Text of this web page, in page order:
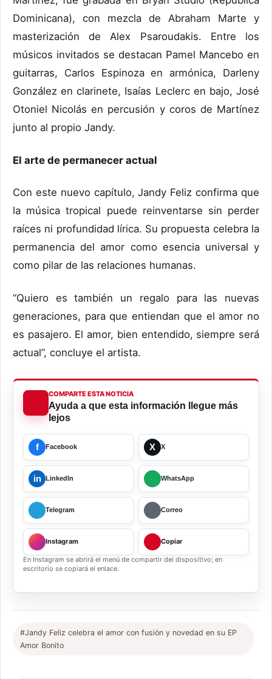
Dominicana), con mezcla de Abraham Marte y
masterización de Alex Psaroudakis. Entre los
músicos invitados se destacan Pamel Mancebo en
guitarras, Carlos Espinoza en armónica, Darleny
González en clarinete, Isaías Leclerc en bajo, José
Otoniel Nicolás en percusión y coros de Martínez
junto al propio Jandy.
El arte de permanecer actual
Con este nuevo capítulo, Jandy Feliz confirma que
la música tropical puede reinventarse sin perder
raíces ni profundidad lírica. Su propuesta celebra la
permanencia del amor como esencia universal y
como pilar de las relaciones humanas.
“Quiero es también un regalo para las nuevas
generaciones, para que entiendan que el amor no
es pasajero. El amor, bien entendido, siempre será
actual”, concluye el artista.
COMPARTE ESTA NOTICIA
Ayuda a que esta información llegue más
lejos
f Facebook X X
in LinkedIn WhatsApp
Telegram Correo
Instagram Copiar
En Instagram se abrirá el menú de compartir del dispositivo; en
escritorio se copiará el enlace.
#Jandy Feliz celebra el amor con fusión y novedad en su EP
Amor Bonito